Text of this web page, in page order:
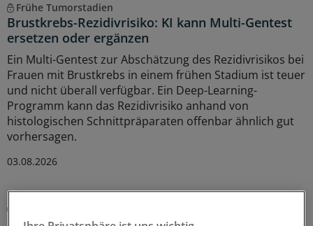
Frühe Tumorstadien
Brustkrebs-Rezidivrisiko: KI kann Multi-Gentest
ersetzen oder ergänzen
Ein Multi-Gentest zur Abschätzung des Rezidivrisikos bei
Frauen mit Brustkrebs in einem frühen Stadium ist teuer
und nicht überall verfügbar. Ein Deep-Learning-
Programm kann das Rezidivrisiko anhand von
histologischen Schnittpräparaten offenbar ähnlich gut
vorhersagen.
03.08.2026
Bei urologischen Problemen: Fragen Sie Chatbot